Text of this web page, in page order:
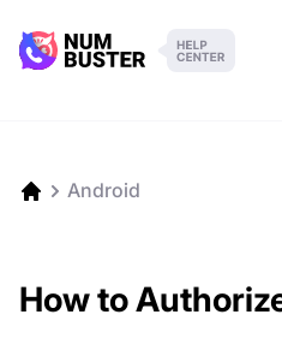
Android
How to